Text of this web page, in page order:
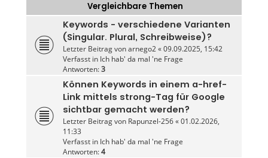
Vergleichbare Themen
Keywords - verschiedene Varianten
(Singular. Plural, Schreibweise)?
Letzter Beitrag vonarnego2«09.09.2025, 15:42
Verfasst in Ich hab' da mal 'ne Frage
Antworten:3
Können Keywords in einem a-href-
Link mittels strong-Tag für Google
sichtbar gemacht werden?
Letzter Beitrag von Rapunzel-256«01.02.2026,
11:33
Verfasst in Ich hab' da mal 'ne Frage
Antworten:4